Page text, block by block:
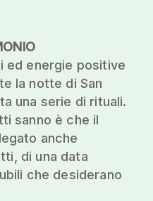
ed energie positive
la notte di San
una serie di rituali.
sanno è che il
anche
di una data
che desiderano